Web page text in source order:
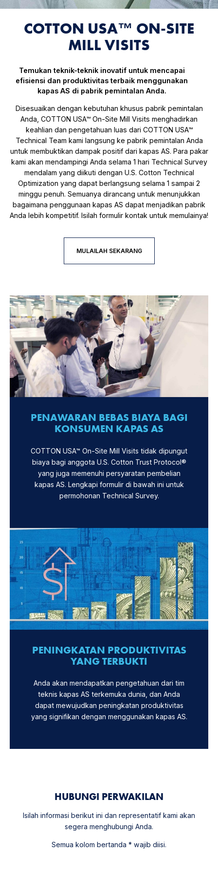
COTTON USA™ ON-SITE
MILL VISITS
Temukan teknik-teknik inovatif untuk mencapai
efisiensi dan produktivitas terbaik menggunakan
kapas AS di pabrik pemintalan Anda.
Disesuaikan dengan kebutuhan khusus pabrik pemintalan
Anda, COTTON USA™ On-Site Mill Visits menghadirkan
keahlian dan pengetahuan luas dari COTTON USA™
Technical Team kami langsung ke pabrik pemintalan Anda
untuk membuktikan dampak positif dari kapas AS. Para pakar
kami akan mendampingi Anda selama 1 hari Technical Survey
mendalam yang diikuti dengan U.S. Cotton Technical
Optimization yang dapat berlangsung selama 1 sampai 2
minggu penuh. Semuanya dirancang untuk menunjukkan
bagaimana penggunaan kapas AS dapat menjadikan pabrik
Anda lebih kompetitif. Isilah formulir kontak untuk memulainya!
MULAILAH SEKARANG
PENAWARAN BEBAS BIAYA BAGI
KONSUMEN KAPAS AS
COTTON USA™ On-Site Mill Visits tidak dipungut
biaya bagi anggota U.S. Cotton Trust Protocol®
yang juga memenuhi persyaratan pembelian
kapas AS. Lengkapi formulir di bawah ini untuk
permohonan Technical Survey.
PENINGKATAN PRODUKTIVITAS
YANG TERBUKTI
Anda akan mendapatkan pengetahuan dari tim
teknis kapas AS terkemuka dunia, dan Anda
dapat mewujudkan peningkatan produktivitas
yang signifikan dengan menggunakan kapas AS.
HUBUNGI PERWAKILAN
Isilah informasi berikut ini dan representatif kami akan
segera menghubungi Anda.
Semua kolom bertanda * wajib diisi.